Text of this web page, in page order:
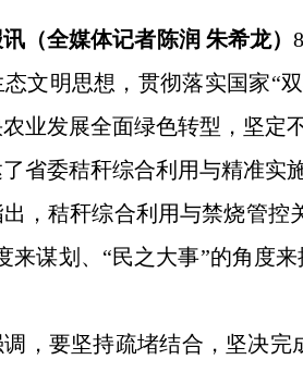
（全媒体记者陈润 朱希龙）
文明思想，贯彻落实国家“
业发展全面绿色转型，坚定
省委秸秆综合利用与精准实
，秸秆综合利用与禁烧管控
来谋划、“民之大事”的角度
，要坚持疏堵结合，坚决